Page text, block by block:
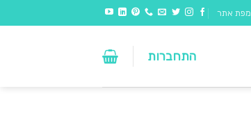
מפת אתר
התחברות